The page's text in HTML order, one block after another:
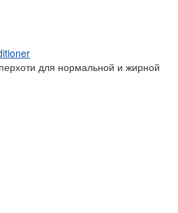
для нормальной и жирной